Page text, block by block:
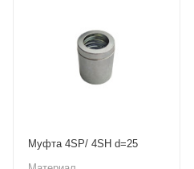
Муфта 4SP/ 4SH d=25